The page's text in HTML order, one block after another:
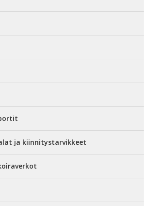
ja kiinnitystarvikkeet